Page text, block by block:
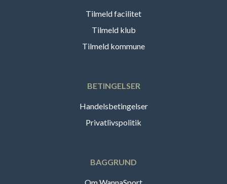
Tilmeld facilitet
Tilmeld klub
Tilmeld kommune
BETINGELSER
Handelsbetingelser
Privatlivspolitik
BAGGRUND
Om WannaSport